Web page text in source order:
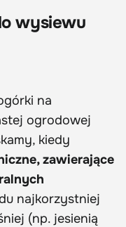
wysiewu
na
ogrodowej
kiedy
zawierające
najkorzystniej
(np. jesienią